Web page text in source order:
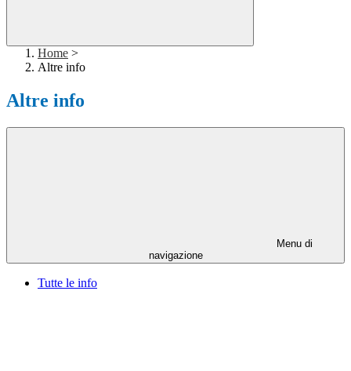
Home >
Altre info
Altre info
Menu di
navigazione
Tutte le info